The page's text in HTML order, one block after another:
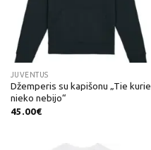
JUVENTUS
Džemperis su kapišonu „Tie kurie
nieko nebijo“
45.00€